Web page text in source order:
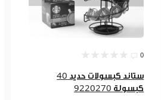
0
ستاند كبسولات حديد 40
كبسولة 9220270